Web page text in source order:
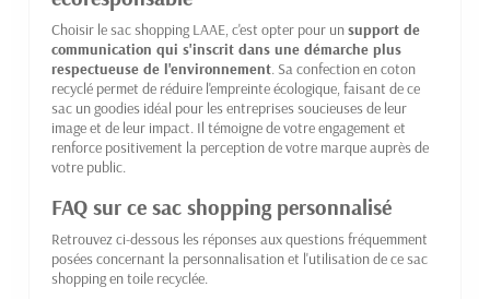
Choisir le sac shopping LAAE, c'est opter pour unsupport de
communication qui s'inscrit dans une démarche plus
respectueuse de l'environnement. Sa confection en coton
recyclé permet de réduire l'empreinte écologique, faisant de ce
sac un goodies idéal pour les entreprises soucieuses de leur
image et de leur impact. Il témoigne de votre engagement et
renforce positivement la perception de votre marque auprès de
votre public.
FAQ sur ce sac shopping personnalisé
Retrouvez ci-dessous les réponses aux questions fréquemment
posées concernant la personnalisation et l'utilisation de ce sac
shopping en toile recyclée.